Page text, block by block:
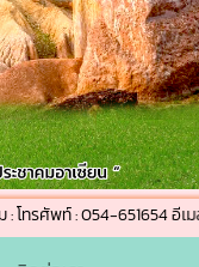
อีเมล์ rongfong-